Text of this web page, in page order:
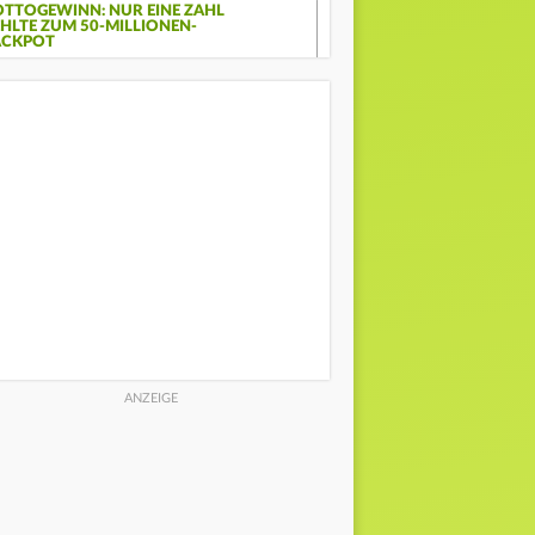
NUR EINE ZAHL
ZUM 50-MILLIONEN-